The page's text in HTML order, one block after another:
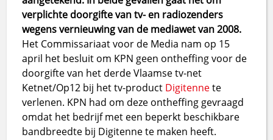
verplichte doorgifte van tv- en radiozenders
wegens vernieuwing van de mediawet van 2008.
Het Commissariaat voor de Media nam op 15
april het besluit om KPN geen ontheffing voor de
doorgifte van het derde Vlaamse tv-net
Ketnet/Op12 bij het tv-product Digitennete
verlenen. KPN had om deze ontheffing gevraagd
omdat het bedrijf met een beperkt beschikbare
bandbreedte bij Digitenne te maken heeft.